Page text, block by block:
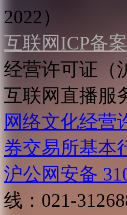
2022）
互联网ICP备
经营许可证（
互联网直播服
网络文化经营
券交易所基本
沪公网安备
线：021-